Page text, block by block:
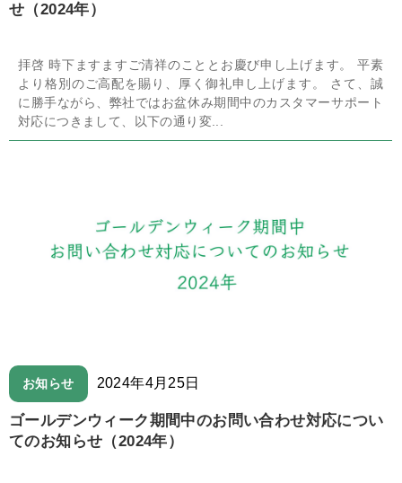
せ（2024年）
拝啓 時下ますますご清祥のこととお慶び申し上げます。 平素
より格別のご高配を賜り、厚く御礼申し上げます。 さて、誠
に勝手ながら、弊社ではお盆休み期間中のカスタマーサポート
対応につきまして、以下の通り変...
お知らせ 2024年4月25日
ゴールデンウィーク期間中のお問い合わせ対応につい
てのお知らせ（2024年）